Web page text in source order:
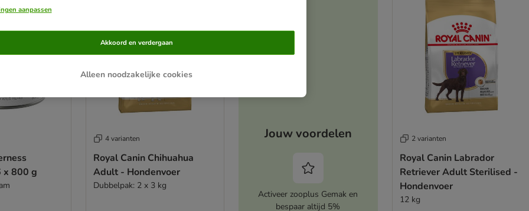
x 800 g
4 varianten
Royal Canin Chihuahua
Adult - Hondenvoer
Dubbelpak: 2 x 3 kg
Jouw voordelen
Activeer zooplus Gemak en
bespaar altijd 5%
2 varianten
Royal Canin Labrador
Retriever Adult Sterilised -
Hondenvoer
12 kg
aanpassen
Alleen noodzakelijke cookies
Akkoord en verdergaan